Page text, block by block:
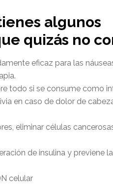
algunos
quizás no
eficaz para las
todo si se consume como
en caso de dolor de
eliminar células
de insulina y previene
celular